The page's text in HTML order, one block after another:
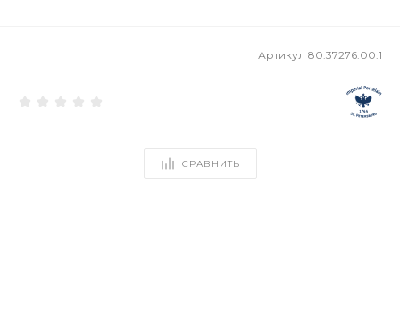
Артикул 80.37276.00.1
СРАВНИТЬ